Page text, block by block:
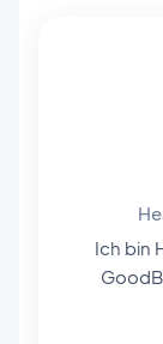
Ich bin
GoodBarber. Ich leite
Code-